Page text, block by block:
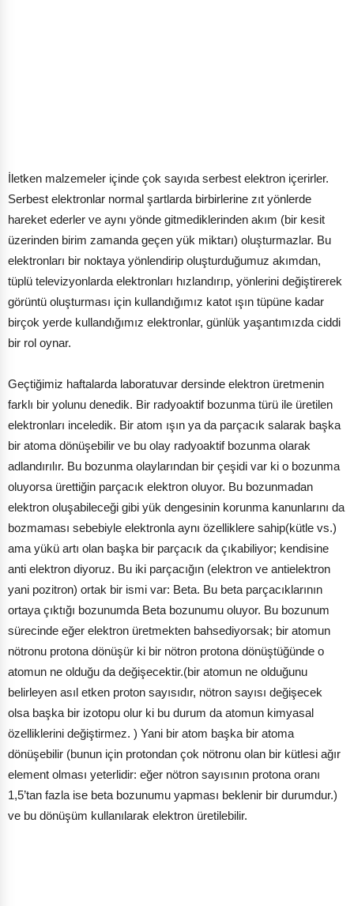
İletken malzemeler içinde çok sayıda serbest elektron içerirler.
Serbest elektronlar normal şartlarda birbirlerine zıt yönlerde
hareket ederler ve aynı yönde gitmediklerinden akım (bir kesit
üzerinden birim zamanda geçen yük miktarı) oluşturmazlar. Bu
elektronları bir noktaya yönlendirip oluşturduğumuz akımdan,
tüplü televizyonlarda elektronları hızlandırıp, yönlerini değiştirerek
görüntü oluşturması için kullandığımız katot ışın tüpüne kadar
birçok yerde kullandığımız elektronlar, günlük yaşantımızda ciddi
bir rol oynar.
Geçtiğimiz haftalarda laboratuvar dersinde elektron üretmenin
farklı bir yolunu denedik. Bir radyoaktif bozunma türü ile üretilen
elektronları inceledik. Bir atom ışın ya da parçacık salarak başka
bir atoma dönüşebilir ve bu olay radyoaktif bozunma olarak
adlandırılır. Bu bozunma olaylarından bir çeşidi var ki o bozunma
oluyorsa ürettiğin parçacık elektron oluyor. Bu bozunmadan
elektron oluşabileceği gibi yük dengesinin korunma kanunlarını da
bozmaması sebebiyle elektronla aynı özelliklere sahip(kütle vs.)
ama yükü artı olan başka bir parçacık da çıkabiliyor; kendisine
anti elektron diyoruz. Bu iki parçacığın (elektron ve antielektron
yani pozitron) ortak bir ismi var: Beta. Bu beta parçacıklarının
ortaya çıktığı bozunumda Beta bozunumu oluyor. Bu bozunum
sürecinde eğer elektron üretmekten bahsediyorsak; bir atomun
nötronu protona dönüşür ki bir nötron protona dönüştüğünde o
atomun ne olduğu da değişecektir.(bir atomun ne olduğunu
belirleyen asıl etken proton sayısıdır, nötron sayısı değişecek
olsa başka bir izotopu olur ki bu durum da atomun kimyasal
özelliklerini değiştirmez. ) Yani bir atom başka bir atoma
dönüşebilir (bunun için protondan çok nötronu olan bir kütlesi ağır
element olması yeterlidir: eğer nötron sayısının protona oranı
1,5’tan fazla ise beta bozunumu yapması beklenir bir durumdur.)
ve bu dönüşüm kullanılarak elektron üretilebilir.